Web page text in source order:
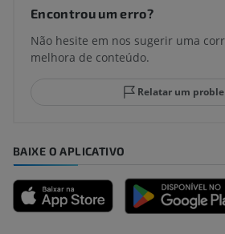
Encontrou um erro?
Não hesite em nos sugerir uma
melhora de conteúdo.
Relatar um
BAIXE O APLICATIVO